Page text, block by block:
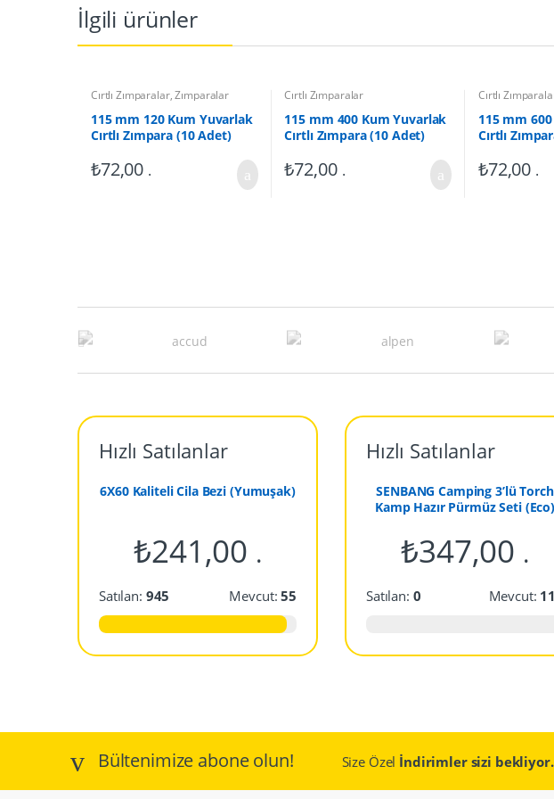
İlgili ürünler
Cırtlı Zımparalar,Zımparalar
115 mm 120 Kum Yuvarlak
Cırtlı Zımpara (10 Adet)
₺72,00 .
Cırtlı Zımparalar
115 mm 400 Kum Yuvarlak
Cırtlı Zımpara (10 Adet)
₺72,00 .
Cırtlı
115 mm
Cırtlı
₺72,00 .
l
Hızlı Satılanlar
6X60 Kaliteli Cila Bezi (Yumuşak)
₺241,00 .
Satılan: 945 Mevcut:55
Hızlı Satılanlar
SENBANG Camping 3’lü Torch
Kamp Hazır Pürmüz Seti (Eco)
₺347,00 .
Satılan: 0 Mevcut:
Bültenimize abone olun! Size Özel İndirimler sizi bekliyor.